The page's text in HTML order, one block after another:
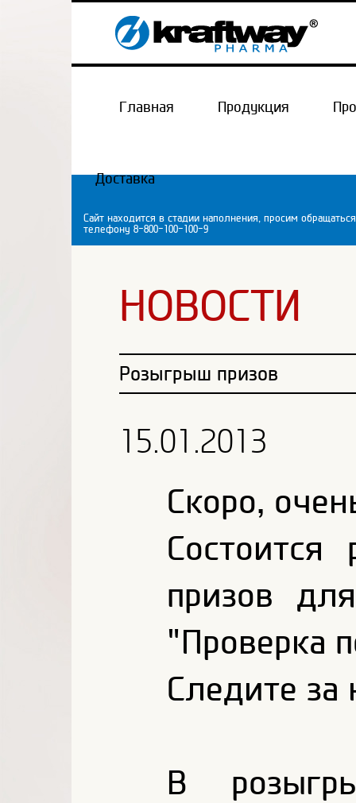
Главная Продукция
Доставка
Сайт находится в стадии наполнения, просим
телефону 8-800-100-100-9
НОВОСТИ
Розыгрыш призов
15.01.2013
Скоро,
Состоится
призов
"Проверка
Следите за
В